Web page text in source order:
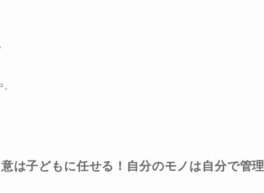
は子どもに任せる！自分のモノは自分で管理